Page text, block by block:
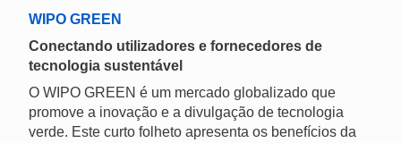
WIPO GREEN
Conectando utilizadores e fornecedores de
tecnologia sustentável
O WIPO GREEN é um mercado globalizado que
promove a inovação e a divulgação de tecnologia
verde. Este curto folheto apresenta os benefícios da